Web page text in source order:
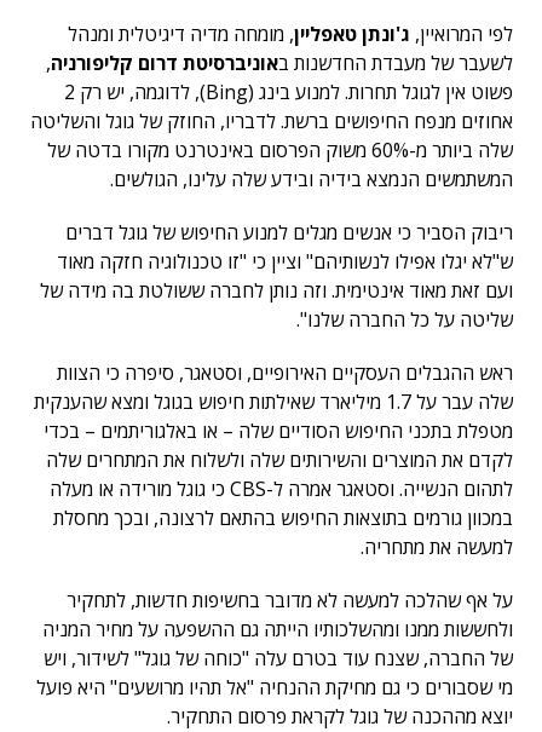
לפי המרואיין, ג'ונתן טאפליין, מומחה מדיה דיגיטלית ומנהל
לשעבר של מעבדת החדשנות באוניברסיטת דרום קליפורניה,
פשוט אין לגוגל תחרות. למנוע בינג (Bing), לדוגמה, יש רק 2
אחוזים מנפח החיפושים ברשת. לדבריו, החוזק של גוגל והשליטה
שלה ביותר מ-60% משוק הפרסום באינטרנט מקורו בדטה של
המשתמשים הנמצא בידיה ובידע שלה עלינו, הגולשים.
ריבוק הסביר כי אנשים מגלים למנוע החיפוש של גוגל דברים
ש"לא יגלו אפילו לנשותיהם" וציין כי "זו טכנולוגיה חזקה מאוד
ועם זאת מאוד אינטימית. וזה נותן לחברה ששולטת בה מידה של
שליטה על כל החברה שלנו".
ראש ההגבלים העסקיים האירופיים, וסטאגר, סיפרה כי הצוות
שלה עבר על 1.7 מיליארד שאילתות חיפוש בגוגל ומצא שהענקית
מטפלת בתכני החיפוש הסודיים שלה – או באלגוריתמים – בכדי
לקדם את המוצרים והשירותים שלה ולשלוח את המתחרים שלה
לתהום הנשייה. וסטאגר אמרה ל-CBS כי גוגל מורידה או מעלה
במכוון גורמים בתוצאות החיפוש בהתאם לרצונה, ובכך מחסלת
למעשה את מתחריה.
על אף שהלכה למעשה לא מדובר בחשיפות חדשות, לתחקיר
ולחששות ממנו ומהשלכותיו הייתה גם ההשפעה על מחיר המניה
של החברה, שצנח עוד בטרם עלה "כוחה של גוגל" לשידור, ויש
מי שסבורים כי גם מחיקת ההנחיה "אל תהיו מרושעים" היא פועל
יוצא מההכנה של גוגל לקראת פרסום התחקיר.